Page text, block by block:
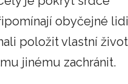
obyčejné
položit vlastní život
jinému zachránit.